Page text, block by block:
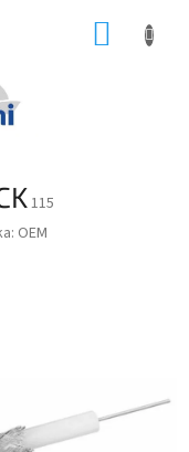
115
OEM